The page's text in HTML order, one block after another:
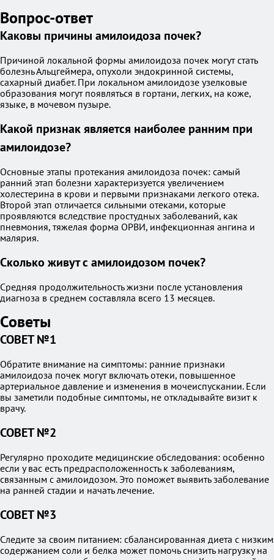
Вопрос-ответ
Каковы причины амилоидоза почек?
Причиной локальной формы амилоидоза почек могут стать
болезнь Альцгеймера, опухоли эндокринной системы,
сахарный диабет. При локальном амилоидозе узелковые
образования могут появляться в гортани, легких, на коже,
языке, в мочевом пузыре.
Какой признак является наиболее ранним при
амилоидозе?
Основные этапы протекания амилоидоза почек: самый
ранний этап болезни характеризуется увеличением
холестерина в крови и первыми признаками легкого отека.
Второй этап отличается сильными отеками, которые
проявляются вследствие простудных заболеваний, как
пневмония, тяжелая форма ОРВИ, инфекционная ангина и
малярия.
Сколько живут с амилоидозом почек?
Средняя продолжительность жизни после установления
диагноза в среднем составляла всего 13 месяцев.
Советы
СОВЕТ №1
Обратите внимание на симптомы: ранние признаки
амилоидоза почек могут включать отеки, повышенное
артериальное давление и изменения в мочеиспускании. Если
вы заметили подобные симптомы, не откладывайте визит к
врачу.
СОВЕТ №2
Регулярно проходите медицинские обследования: особенно
если у вас есть предрасположенность к заболеваниям,
связанным с амилоидозом. Это поможет выявить заболевание
на ранней стадии и начать лечение.
СОВЕТ №3
Следите за своим питанием: сбалансированная диета с низким
содержанием соли и белка может помочь снизить нагрузку на